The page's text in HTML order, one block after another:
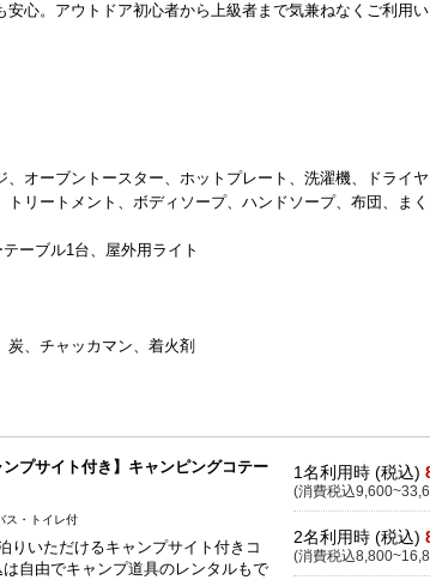
心。アウトドア初心者から上級者まで気兼ねなくご利用
オーブントースター、ホットプレート、洗濯機、ドライ
リートメント、ボディソープ、ハンドソープ、布団、まく
ーブル1台、屋外用ライト
、チャッカマン、着火剤
ンプサイト付き】キャンピングコテー
ス・トイレ付
りいただけるキャンプサイト付きコ
自由でキャンプ道具のレンタルもで
1名利用時 (税込)
(消費税込
2名利用時 (税込)
(消費税込